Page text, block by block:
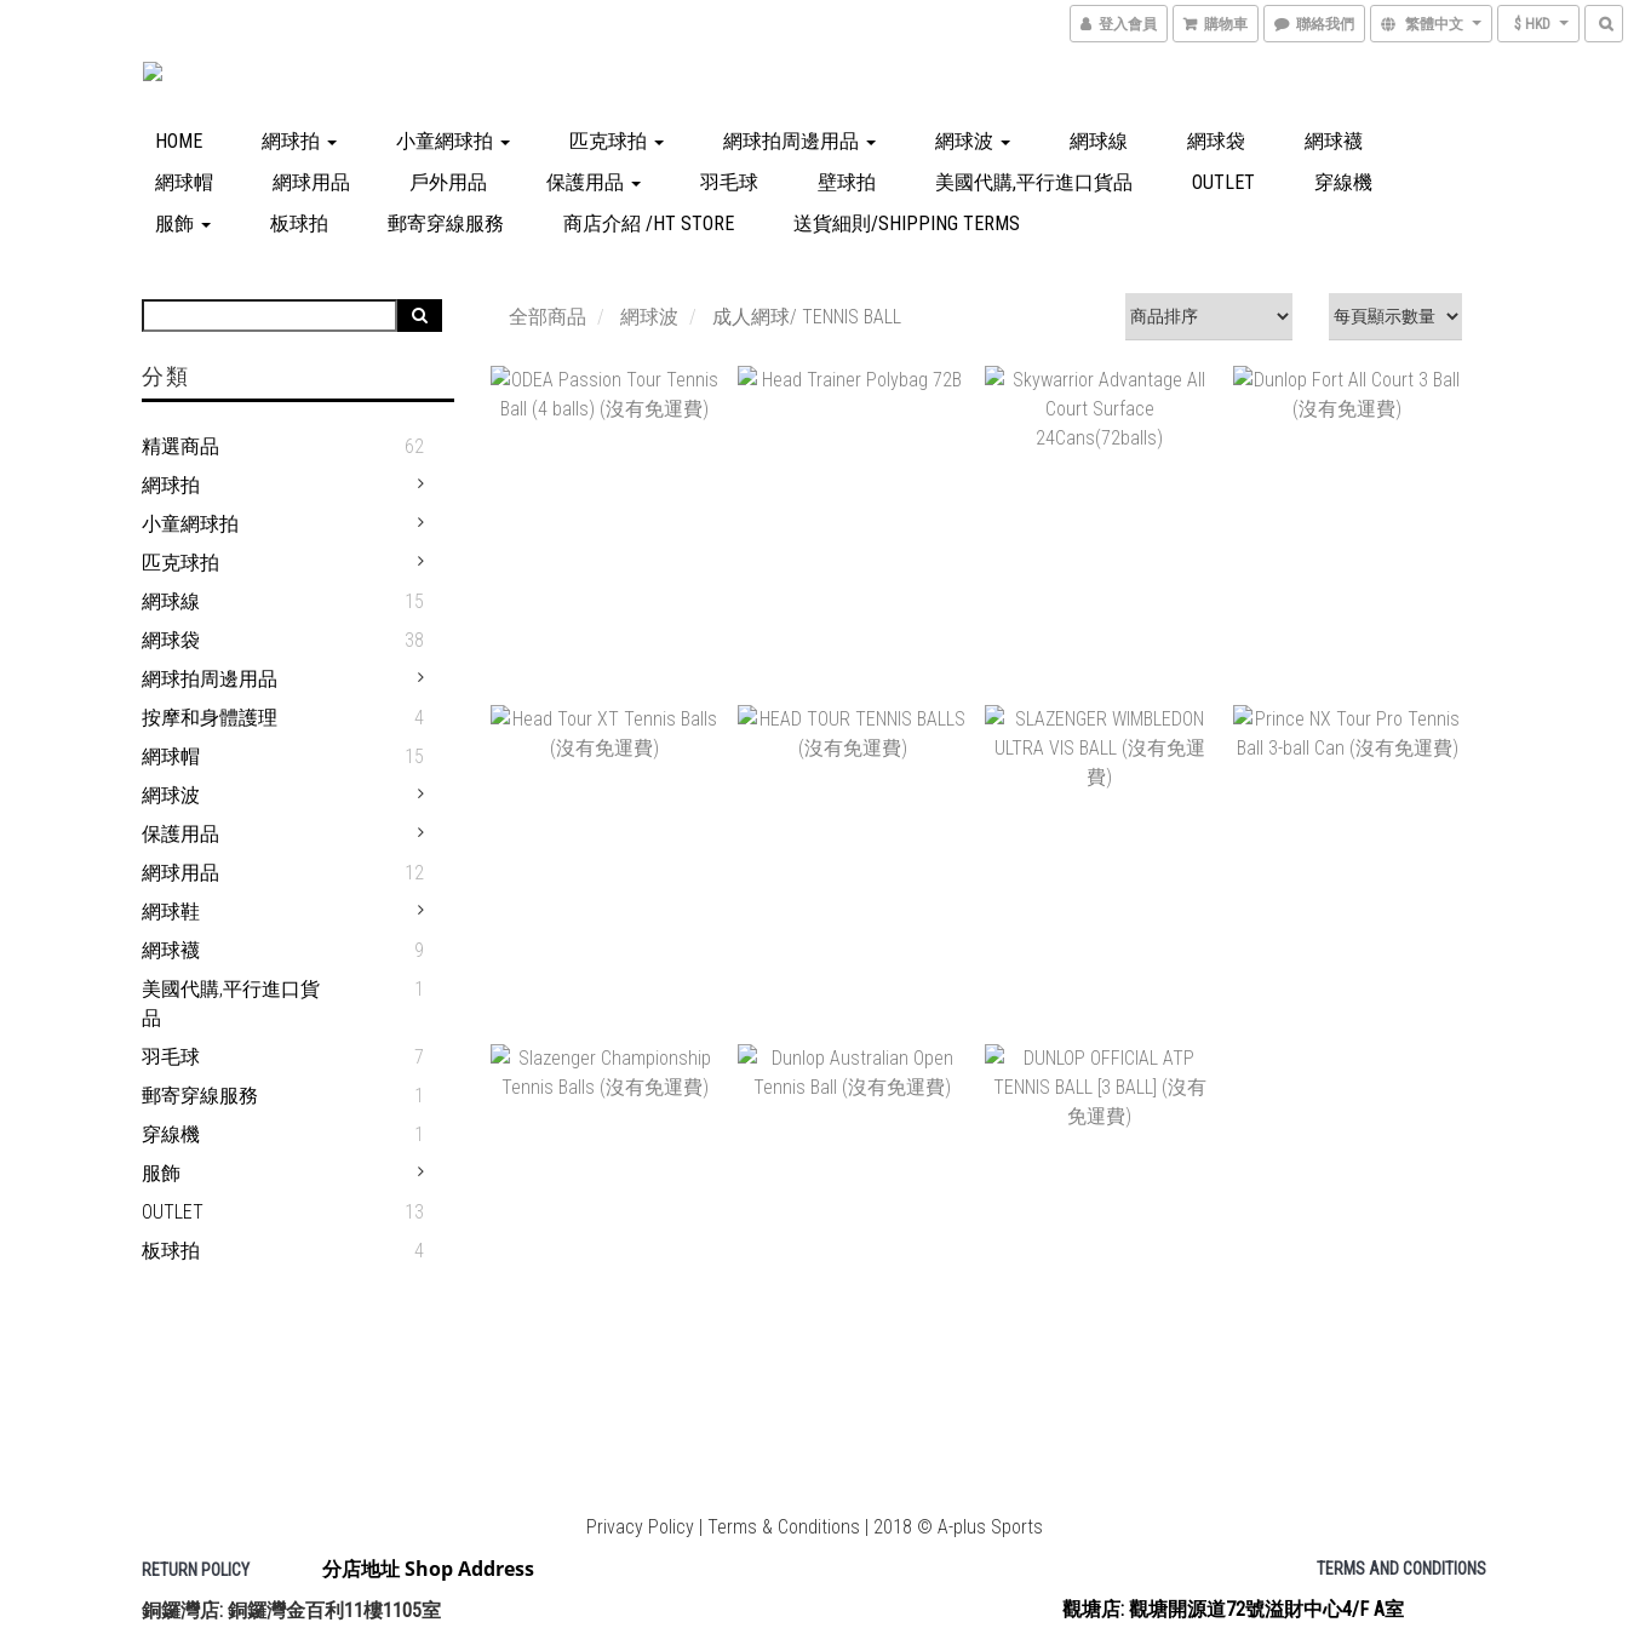
登入會員 購物車 聯絡我們 繁體中文 $ HKD
HOME 網球拍 小童網球拍 匹克球拍 網球拍周邊用品 網球波 網球線 網球袋
網球襪
網球帽
網球用品 戶外用品 保護用品 羽毛球 壁球拍 美國代購,平行進口貨品 OUTLET
穿線機
服飾
板球拍 郵寄穿線服務 商店介紹 /HT STORE 送貨細則/SHIPPING TERMS
分類
精選商品
62
網球拍
小童網球拍
匹克球拍
網球線
15
網球袋
38
網球拍周邊用品
按摩和身體護理
4
網球帽
15
網球波
保護用品
網球用品
12
網球鞋
網球襪
9
美國代購,平行進口貨
品
1
羽毛球
7
郵寄穿線服務
1
穿線機
1
服飾
OUTLET
13
板球拍
4
全部商品 網球波 成人網球/ TENNIS BALL
ODEA PASSION TOUR
TENNIS BALL (4 BALLS)
(沒有免運費)
HK$49.00 ~ HK$1,080.00
HEAD TRAINER POLYBAG
72B
HK$750.00
SKYWARRIOR
ADVANTAGE ALL COURT
SURFACE
24CANS(72BALLS)
HK$35.00 ~ HK$726.00
DUNLOP FORT ALL
COURT 3 BALL (沒有免運
費)
HK$44.00 ~ HK$948.00
HEAD TOUR XT TENNIS
BALLS (沒有免運費)
HK$44.00 ~ HK$936.00
HEAD TOUR TENNIS
BALLS (沒有免運費)
HK$44.00 ~ HK$936.00
SLAZENGER WIMBLEDON
ULTRA VIS BALL (沒有免
運費)
HK$50.00 ~ HK$1,080.00
加入購物車 加入購物車
Privacy Policy | Terms & Conditions | 2018 © A-plus Sports
RETURN POLICY 分店地址 Shop Address
銅鑼灣店: 銅鑼灣金百利11樓1105室
TERMS AND CONDITIONS
觀塘店: 觀塘開源道72號溢財中心4/F A室